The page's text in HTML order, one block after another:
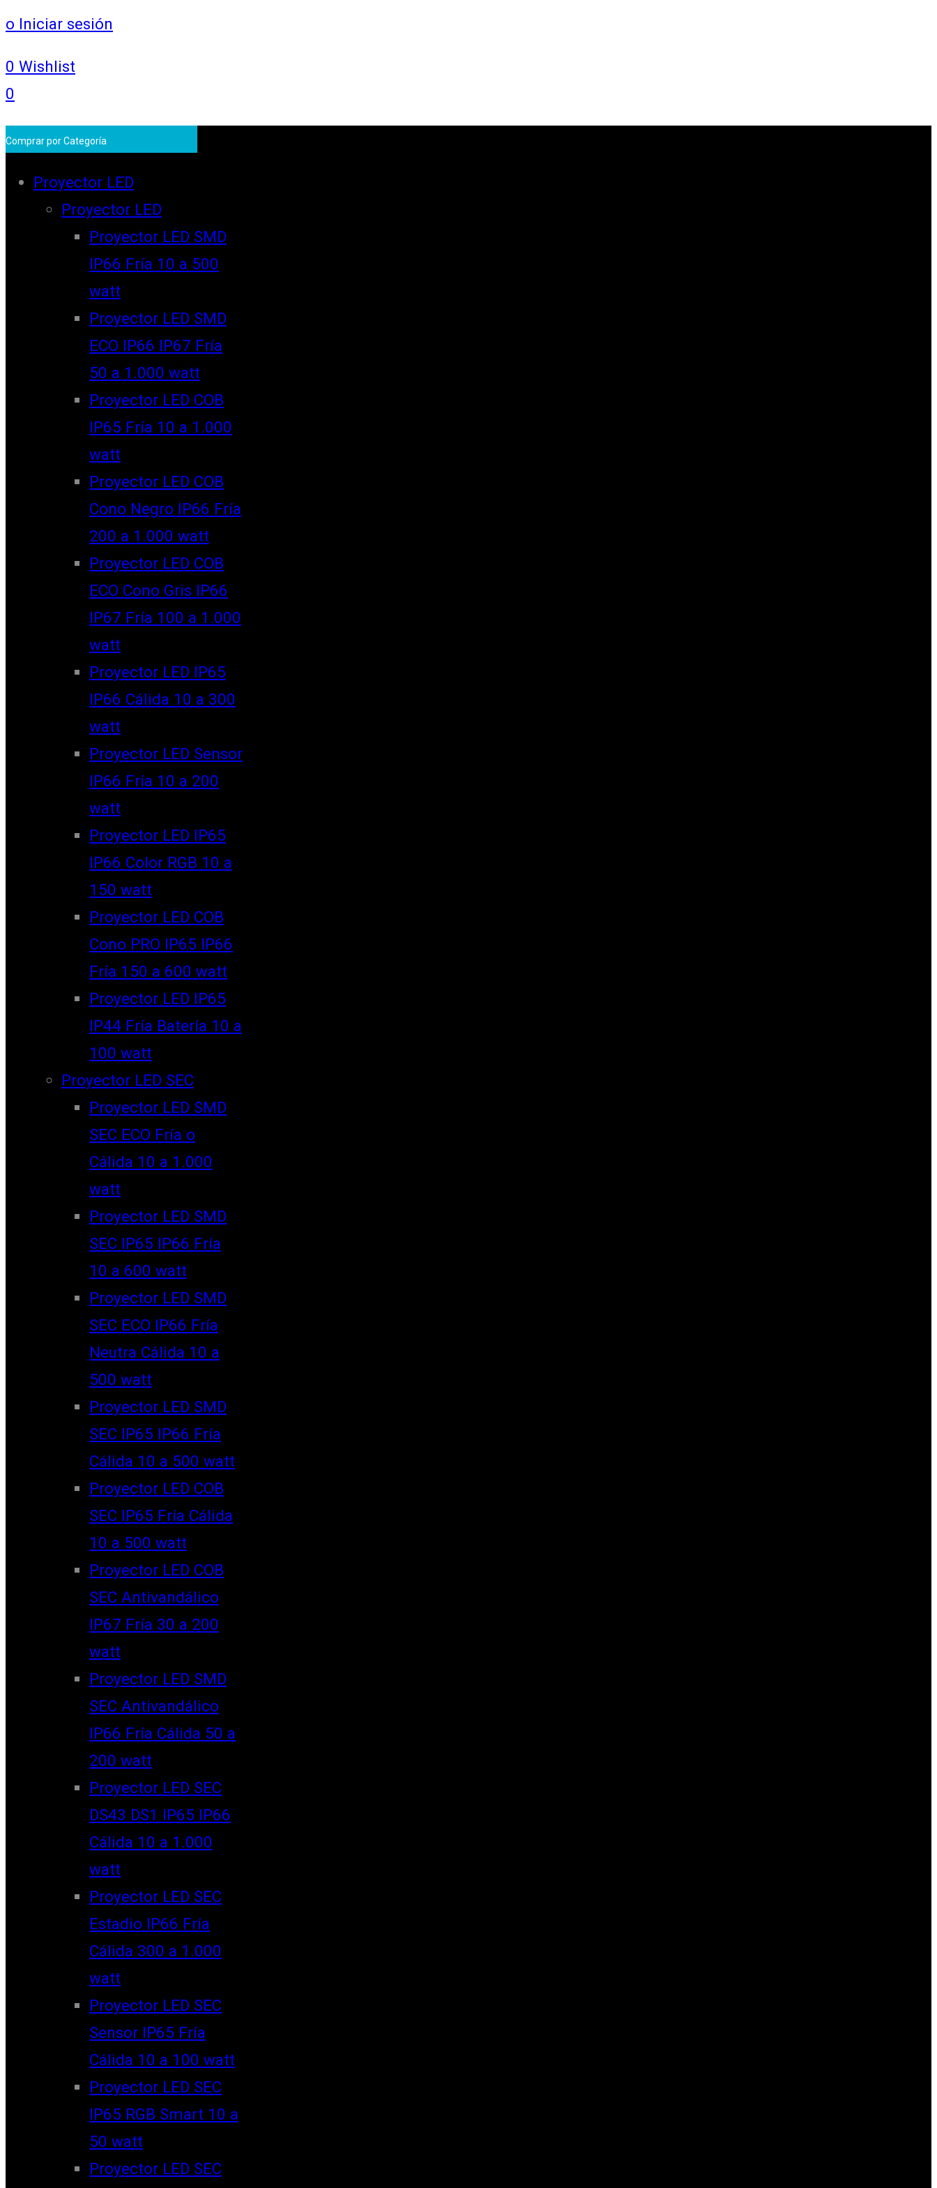
o Iniciar sesión
0 Wishlist
0
Comprar por Categoría
Proyector LED
Proyector LED
Proyector LED SMD
IP66 Fría 10 a 500
watt
Proyector LED SMD
ECO IP66 IP67 Fría
50 a 1.000 watt
Proyector LED COB
IP65 Fría 10 a 1.000
watt
Proyector LED COB
Cono Negro IP66 Fría
200 a 1.000 watt
Proyector LED COB
ECO Cono Gris IP66
IP67 Fría 100 a 1.000
watt
Proyector LED IP65
IP66 Cálida 10 a 300
watt
Proyector LED Sensor
IP66 Fría 10 a 200
watt
Proyector LED IP65
IP66 Color RGB 10 a
150 watt
Proyector LED COB
Cono PRO IP65 IP66
Fría 150 a 600 watt
Proyector LED IP65
IP44 Fría Batería 10 a
100 watt
Proyector LED SEC
Proyector LED SMD
SEC ECO Fría o
Cálida 10 a 1.000
watt
Proyector LED SMD
SEC IP65 IP66 Fría
10 a 600 watt
Proyector LED SMD
SEC ECO IP66 Fría
Neutra Cálida 10 a
500 watt
Proyector LED SMD
SEC IP65 IP66 Fría
Cálida 10 a 500 watt
Proyector LED COB
SEC IP65 Fría Cálida
10 a 500 watt
Proyector LED COB
SEC Antivandálico
IP67 Fría 30 a 200
watt
Proyector LED SMD
SEC Antivandálico
IP66 Fría Cálida 50 a
200 watt
Proyector LED SEC
DS43 DS1 IP65 IP66
Cálida 10 a 1.000
watt
Proyector LED SEC
Estadio IP66 Fría
Cálida 300 a 1.000
watt
Proyector LED SEC
Sensor IP65 Fría
Cálida 10 a 100 watt
Proyector LED SEC
IP65 RGB Smart 10 a
50 watt
Proyector LED SEC